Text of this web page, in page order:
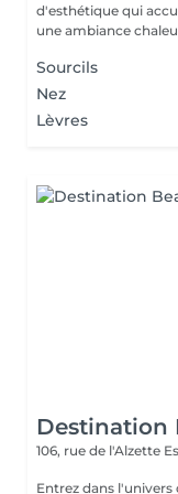
d'esthétique qui
une ambiance
Sourcils
Nez
Lèvres
Destination
106, rue de l'Alzette
Entrez dans